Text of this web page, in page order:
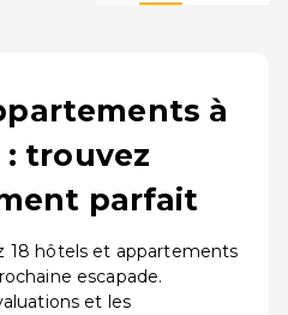
à
: trouvez
parfait
18 hôtels et appartements
escapade.
et les